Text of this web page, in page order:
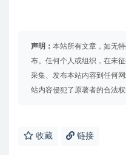
声明： 本站所有文章，如无
布。任何个人或组织，在未
采集、发布本站内容到任何
站内容侵犯了原著者的合法
收藏 链接